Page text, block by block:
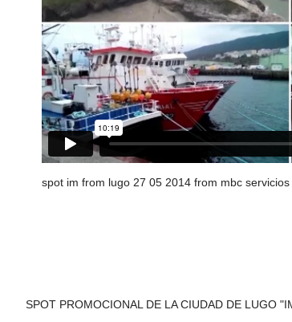
spot im from lugo 27 05 2014 from mbc
SPOT PROMOCIONAL DE LA CIUDAD DE LUGO